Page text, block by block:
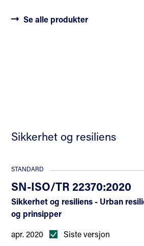
Se alle produkter
Sikkerhet og resiliens
STANDARD
SN-ISO/TR 22370:2020
Sikkerhet og resiliens - Urban
og prinsipper
apr. 2020
Siste versjon